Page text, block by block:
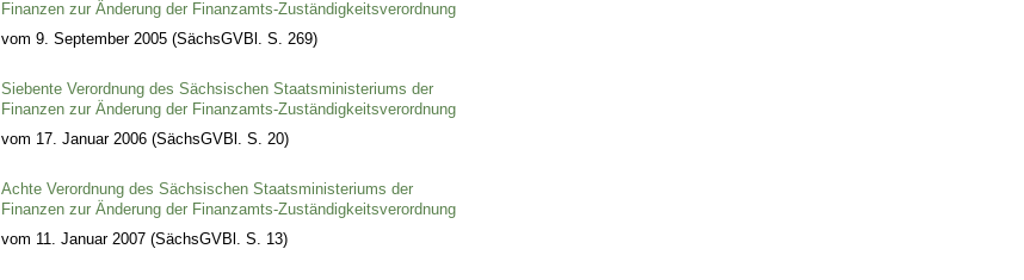
Finanzen zur Änderung der Finanzamts-Zuständigkeitsverordnung
vom 9. September 2005 (SächsGVBl. S. 269)
Siebente Verordnung des Sächsischen Staatsministeriums der
Finanzen zur Änderung der Finanzamts-Zuständigkeitsverordnung
vom 17. Januar 2006 (SächsGVBl. S. 20)
Achte Verordnung des Sächsischen Staatsministeriums der
Finanzen zur Änderung der Finanzamts-Zuständigkeitsverordnung
vom 11. Januar 2007 (SächsGVBl. S. 13)